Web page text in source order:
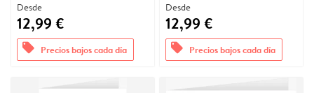
Desde
12,99 €
offers Precios bajos cada día
Desde
12,99 €
offers Precios bajos cada día